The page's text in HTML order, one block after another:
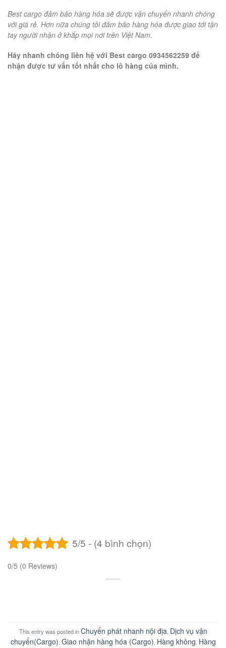
Best cargo đảm bảo hàng hóa sẽ được vận chuyển nhanh chóng
với giá rẻ. Hơn nữa chúng tôi đảm bảo hàng hóa được giao tới tận
tay người nhận ở khắp mọi nơi trên Việt Nam.
Hãy nhanh chóng liên hệ với Best cargo 0934562259 để
nhận được tư vấn tốt nhất cho lô hàng của mình.
5/5 - (4 bình chọn)
0/5 (0 Reviews)
This entry was posted inChuyển phát nhanh nội địa Dịch vụ vận
chuyển(Cargo) Giao nhận hàng hóa (Cargo) Hàng không Hàng